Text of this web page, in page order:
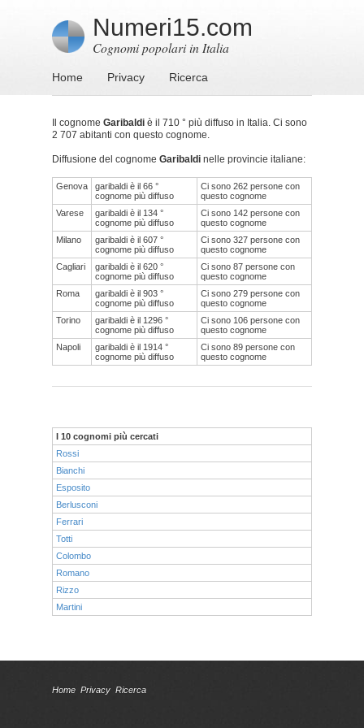
Numeri15.com
Cognomi popolari in Italia
Home Privacy Ricerca
Il cognome Garibaldi è il 710 ° più diffuso in Italia. Ci sono
2 707 abitanti con questo cognome.
Diffusione del cognome Garibaldi nelle provincie italiane:
Genova
garibaldi è il 66 °
cognome più diffuso
Ci sono 262 persone con
questo cognome
Varese
garibaldi è il 134 °
cognome più diffuso
Ci sono 142 persone con
questo cognome
Milano
garibaldi è il 607 °
cognome più diffuso
Ci sono 327 persone con
questo cognome
Cagliari
garibaldi è il 620 °
cognome più diffuso
Ci sono 87 persone con
questo cognome
Roma
garibaldi è il 903 °
cognome più diffuso
Ci sono 279 persone con
questo cognome
Torino
garibaldi è il 1296 °
cognome più diffuso
Ci sono 106 persone con
questo cognome
Napoli
garibaldi è il 1914 °
cognome più diffuso
Ci sono 89 persone con
questo cognome
I 10 cognomi più cercati
Rossi
Bianchi
Esposito
Berlusconi
Ferrari
Totti
Colombo
Romano
Rizzo
Martini
Home Privacy Ricerca